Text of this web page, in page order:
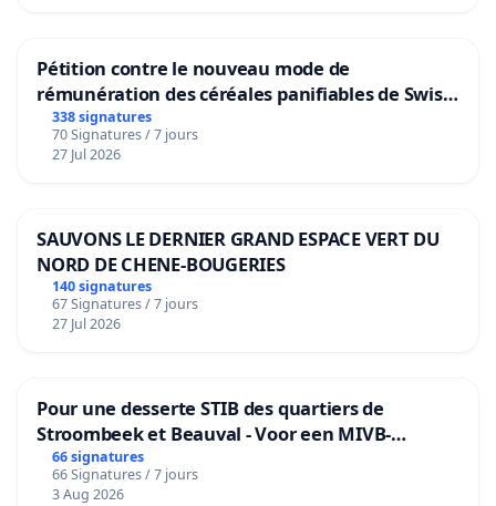
Pétition contre le nouveau mode de
rémunération des céréales panifiables de Swiss
granum basé sur la teneur en protéines
338 signatures
70 Signatures / 7 jours
27 Jul 2026
SAUVONS LE DERNIER GRAND ESPACE VERT DU
NORD DE CHENE-BOUGERIES
140 signatures
67 Signatures / 7 jours
27 Jul 2026
Pour une desserte STIB des quartiers de
Stroombeek et Beauval - Voor een MIVB-
bediening van de wijken Strombeek en Het
Voor
66 signatures
66 Signatures / 7 jours
3 Aug 2026